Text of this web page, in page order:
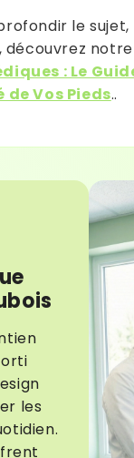
le
découvrez
: Le
de Vos Pieds..
les